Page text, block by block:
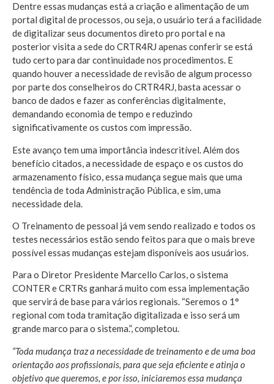
Dentre essas mudanças está a criação e alimentação de um
portal digital de processos, ou seja, o usuário terá a facilidade
de digitalizar seus documentos direto pro portal e na
posterior visita a sede do CRTR4RJ apenas conferir se está
tudo certo para dar continuidade nos procedimentos. E
quando houver a necessidade de revisão de algum processo
por parte dos conselheiros do CRTR4RJ, basta acessar o
banco de dados e fazer as conferências digitalmente,
demandando economia de tempo e reduzindo
significativamente os custos com impressão.
Este avanço tem uma importância indescritível. Além dos
benefício citados, a necessidade de espaço e os custos do
armazenamento físico, essa mudança segue mais que uma
tendência de toda Administração Pública, e sim, uma
necessidade dela.
O Treinamento de pessoal já vem sendo realizado e todos os
testes necessários estão sendo feitos para que o mais breve
possível essas mudanças estejam disponíveis aos usuários.
Para o Diretor Presidente Marcello Carlos, o sistema
CONTER e CRTRs ganhará muito com essa implementação
que servirá de base para vários regionais. “Seremos o 1°
regional com toda tramitação digitalizada e isso será um
grande marco para o sistema.”, completou.
“Toda mudança traz a necessidade de treinamento e de uma boa
orientação aos profissionais, para que seja eficiente e atinja o
objetivo que queremos, e por isso, iniciaremos essa mudança